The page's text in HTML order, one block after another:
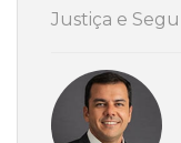
Justiça e